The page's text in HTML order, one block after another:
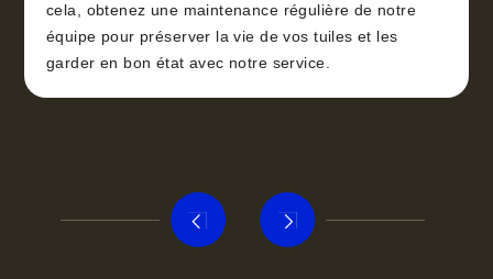
cela, obtenez une maintenance régulière de notre
équipe pour préserver la vie de vos tuiles et les
garder en bon état avec notre service.